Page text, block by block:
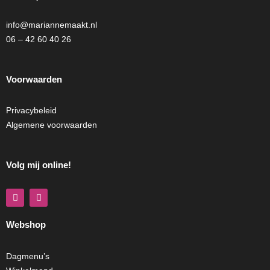
info@mariannemaakt.nl
06 – 42 60 40 26
Voorwaarden
Privacybeleid
Algemene voorwaarden
Volg mij online!
F
a
c
e
b
k
I
n
s
a
a
Webshop
Dagmenu’s